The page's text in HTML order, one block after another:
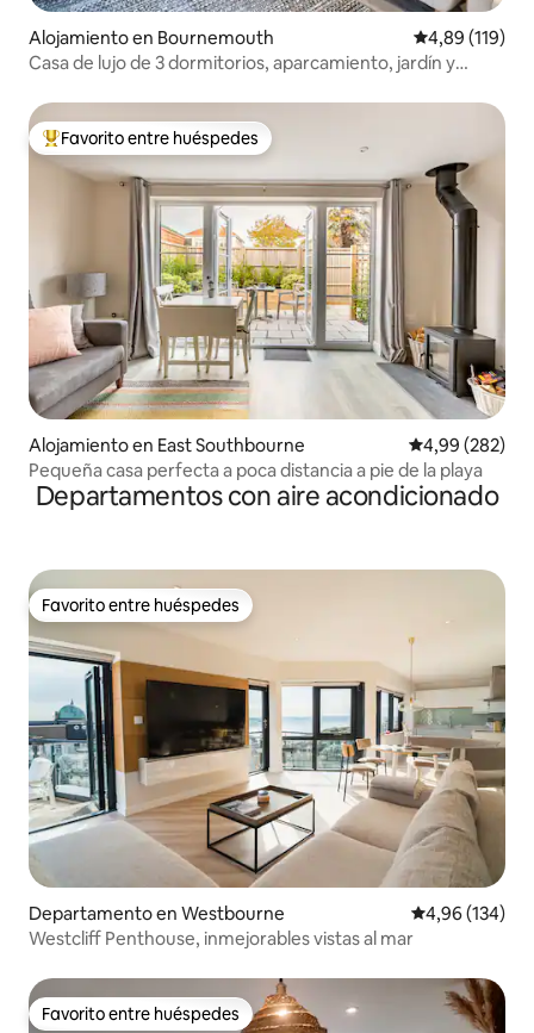
Alojamiento en Bournemouth Calificación
4,89 (119)
Casa de lujo de 3 dormitorios, aparcamiento, jardín y
Favorito entre los huéspedes más destacados
Favorito entre huéspedes
Alojamiento en East Southbourne Calificación
4,99 (282)
Pequeña casa perfecta a poca distancia a pie de la playa
Departamentos con aire acondicionado
Favorito entre huéspedes
Favorito entre huéspedes
Departamento en Westbourne Calificación
4,96 (134)
Westcliff Penthouse, inmejorables vistas al mar
Favorito entre huéspedes
Favorito entre huéspedes